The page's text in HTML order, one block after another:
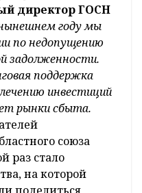
директор ГОСН
году мы
по недопущению
задолженности.
поддержка
инвестиций
рынки сбыта.
союза
раз стало
на которой